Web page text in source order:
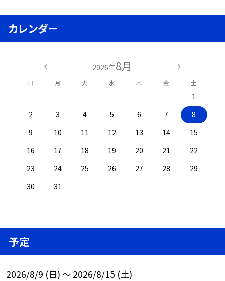
カレンダー
2026年8月
日 月 火 水 木 金 土
1
2
3 4 5 6 7
8
9
10 11 12 13 14
15
16
17 18 19 20 21
22
23
24 25 26 27 28
29
30
31
予定
2026/8/9 (日) ～ 2026/8/15 (土)